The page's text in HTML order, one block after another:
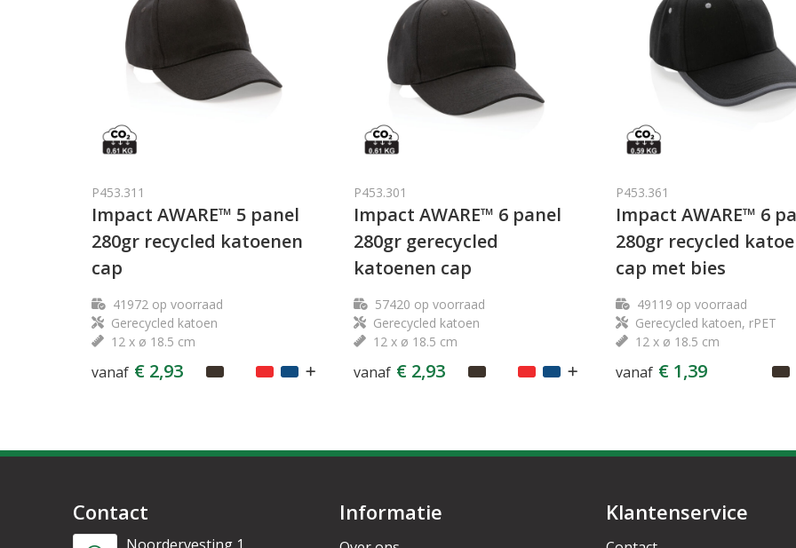
P453.311
Impact AWARE™ 5 panel
280gr recycled katoenen
cap
41972op voorraad
Gerecycled katoen
12 x ø 18.5 cm
vanaf € 2,93
P453.301
Impact AWARE™ 6 panel
280gr gerecycled
katoenen cap
57420 op voorraad
Gerecycled katoen
12 x ø 18.5 cm
vanaf € 2,93
P453.361
Impact AWARE™ 6
280gr recycled
cap met bies
49119 op voorraad
Gerecycled katoen, rPET
12 x ø 18.5 cm
vanaf € 1,39
Contact Informatie Klantenservice